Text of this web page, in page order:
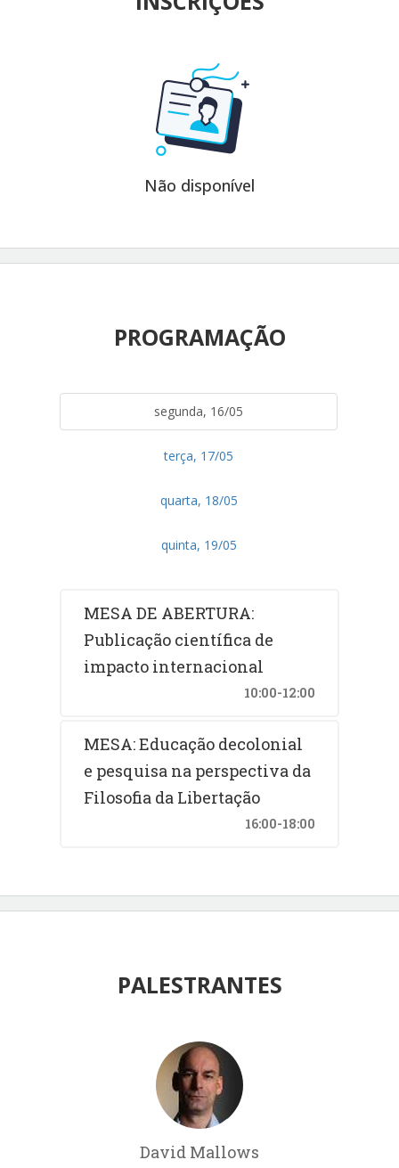
Não disponível
PROGRAMAÇÃO
segunda, 16/05
terça, 17/05
quarta, 18/05
quinta, 19/05
MESA DE ABERTURA:
Publicação científica de
impacto internacional
10:00-12:00
MESA: Educação decolonial
e pesquisa na perspectiva da
Filosofia da Libertação
16:00-18:00
PALESTRANTES
David Mallows